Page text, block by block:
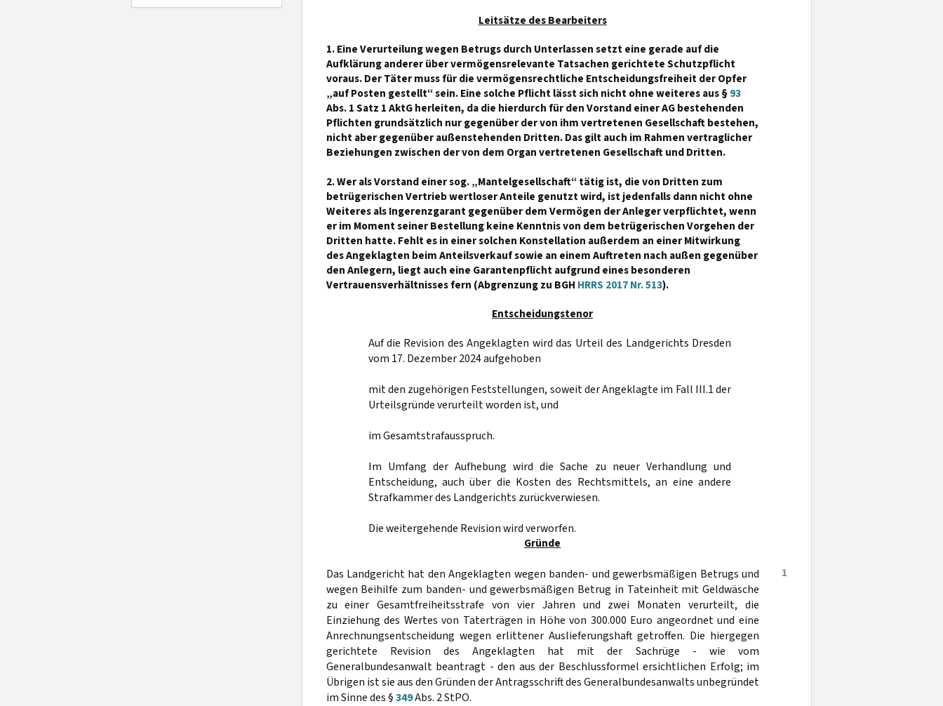
Leitsätze des Bearbeiters
1. Eine Verurteilung wegen Betrugs durch Unterlassen setzt eine gerade auf die
Aufklärung anderer über vermögensrelevante Tatsachen gerichtete Schutzpflicht
voraus. Der Täter muss für die vermögensrechtliche Entscheidungsfreiheit der Opfer
„auf Posten gestellt“ sein. Eine solche Pflicht lässt sich nicht ohne weiteres aus §93
Abs. 1 Satz 1 AktG herleiten, da die hierdurch für den Vorstand einer AG bestehenden
Pflichten grundsätzlich nur gegenüber der von ihm vertretenen Gesellschaft bestehen,
nicht aber gegenüber außenstehenden Dritten. Das gilt auch im Rahmen vertraglicher
Beziehungen zwischen der von dem Organ vertretenen Gesellschaft und Dritten.
2. Wer als Vorstand einer sog. „Mantelgesellschaft“ tätig ist, die von Dritten zum
betrügerischen Vertrieb wertloser Anteile genutzt wird, ist jedenfalls dann nicht ohne
Weiteres als Ingerenzgarant gegenüber dem Vermögen der Anleger verpflichtet, wenn
er im Moment seiner Bestellung keine Kenntnis von dem betrügerischen Vorgehen der
Dritten hatte. Fehlt es in einer solchen Konstellation außerdem an einer Mitwirkung
des Angeklagten beim Anteilsverkauf sowie an einem Auftreten nach außen gegenüber
den Anlegern, liegt auch eine Garantenpflicht aufgrund eines besonderen
Vertrauensverhältnisses fern (Abgrenzung zu BGH HRRS 2017 Nr. 513).
Entscheidungstenor
Auf die Revision des Angeklagten wird das Urteil des Landgerichts Dresden
vom 17. Dezember 2024 aufgehoben
mit den zugehörigen Feststellungen, soweit der Angeklagte im Fall III.1 der
Urteilsgründe verurteilt worden ist, und
im Gesamtstrafausspruch.
Im Umfang der Aufhebung wird die Sache zu neuer Verhandlung und
Entscheidung, auch über die Kosten des Rechtsmittels, an eine andere
Strafkammer des Landgerichts zurückverwiesen.
Die weitergehende Revision wird verworfen.
Gründe
1
Das Landgericht hat den Angeklagten wegen banden- und gewerbsmäßigen Betrugs und
wegen Beihilfe zum banden- und gewerbsmäßigen Betrug in Tateinheit mit Geldwäsche
zu einer Gesamtfreiheitsstrafe von vier Jahren und zwei Monaten verurteilt, die
Einziehung des Wertes von Taterträgen in Höhe von 300.000 Euro angeordnet und eine
Anrechnungsentscheidung wegen erlittener Auslieferungshaft getroffen. Die hiergegen
gerichtete Revision des Angeklagten hat mit der Sachrüge - wie vom
Generalbundesanwalt beantragt - den aus der Beschlussformel ersichtlichen Erfolg; im
Übrigen ist sie aus den Gründen der Antragsschrift des Generalbundesanwalts unbegründet
im Sinne des §349Abs. 2 StPO.